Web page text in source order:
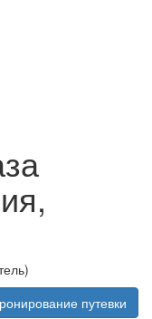
путевки